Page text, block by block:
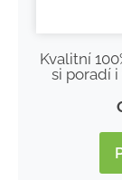
Kvalitní
si poradí